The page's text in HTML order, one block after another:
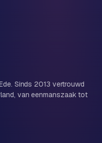
project
Sinds 2013 vertrouwd
van eenmanszaak tot